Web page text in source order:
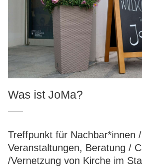
Was ist JoMa?
Treffpunkt für Nachbar*innen /
Veranstaltungen, Beratung /
/Vernetzung von Kirche im